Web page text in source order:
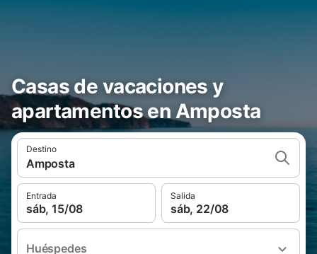
Casas de vacaciones y
apartamentos en Amposta
Destino
Amposta
Entrada
sáb, 15/08
Salida
sáb, 22/08
Huéspedes